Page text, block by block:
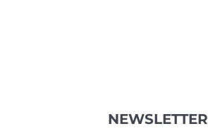
NEWSLETTER